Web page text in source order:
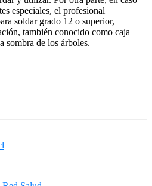
especiales, el profesional
soldar grado 12 o superior,
también conocido como caja
sombra de los árboles.